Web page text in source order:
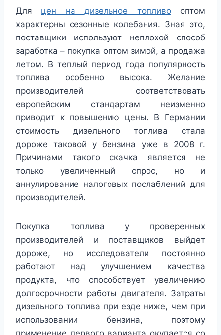
Для цен на дизельное топливооптом
характерны сезонные колебания. Зная это,
поставщики используют неплохой способ
заработка – покупка оптом зимой, а продажа
летом. В теплый период года популярность
топлива особенно высока. Желание
производителей соответствовать
европейским стандартам неизменно
приводит к повышению цены. В Германии
стоимость дизельного топлива стала
дороже таковой у бензина уже в 2008 г.
Причинами такого скачка является не
только увеличенный спрос, но и
аннулирование налоговых послаблений для
производителей.
Покупка топлива у проверенных
производителей и поставщиков выйдет
дороже, но исследователи постоянно
работают над улучшением качества
продукта, что способствует увеличению
долгосрочности работы двигателя. Затраты
дизельного топлива при езде ниже, чем при
использовании бензина, поэтому
применение первого варианта окупается со